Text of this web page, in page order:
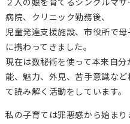
病院、クリニック勤務後、
児童発達支援施設、市役所で
に携わってきました。
現在は数秘術を使って本来自
能、魅力、外見、苦手意識な
て読み解く活動をしています。
私の子育ては罪悪感から始まり